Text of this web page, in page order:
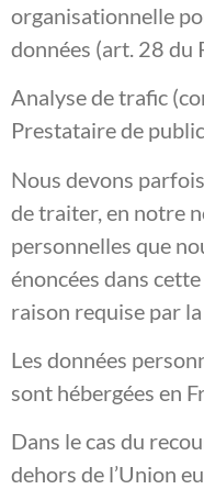
organisationnelle
données (art. 28 du
Analyse de trafic
Prestataire de
Nous devons
de traiter, en notre
personnelles que
énoncées dans
raison requise par la
Les données
sont hébergées en
Dans le cas du
dehors de l’Union